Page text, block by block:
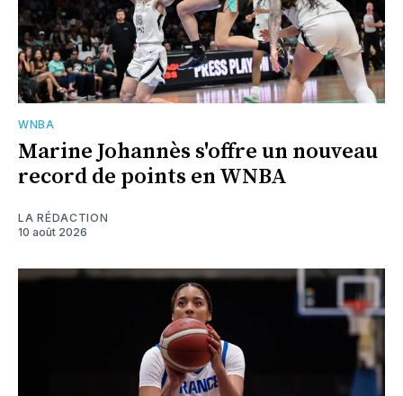
WNBA
Marine Johannès s'offre un nouveau
record de points en WNBA
LA RÉDACTION
10 août 2026